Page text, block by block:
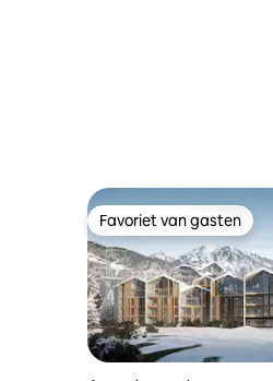
Favoriet van gasten
Favoriet van gasten